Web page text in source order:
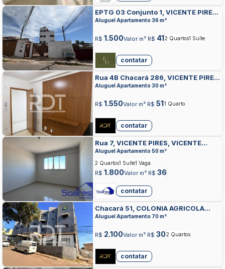
EPTG 03 Conjunto 1, VICENTE PIRES,
VICENTE PIRES
Aluguel Apartamento 36 m²
R$ 1.500Valor m² R$ 412 Quartos1 Suíte
contatar
Rua 4B Chacará 286, VICENTE PIRES,
VICENTE PIRES
Aluguel Apartamento 30 m²
R$ 1.550Valor m² R$ 511 Quarto
contatar
Rua 7, VICENTE PIRES, VICENTE
PIRES
Aluguel Apartamento 50 m²
R$ 1.800Valor m² R$ 36
2 Quartos1 Suíte1 Vaga
contatar
Chacará 51, COLONIA AGRICOLA
SAMAMBAIA, VICENTE PIRES
Aluguel Apartamento 70 m²
R$ 2.100Valor m² R$ 302 Quartos
contatar